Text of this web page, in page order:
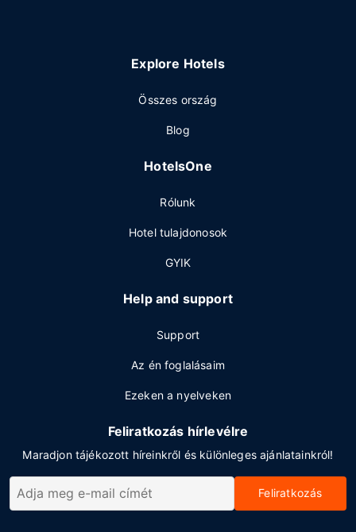
Explore Hotels
Összes ország
Blog
HotelsOne
Rólunk
Hotel tulajdonosok
GYIK
Help and support
Support
Az én foglalásaim
Ezeken a nyelveken
Feliratkozás hírlevélre
Maradjon tájékozott híreinkről és különleges ajánlatainkról!
Feliratkozás